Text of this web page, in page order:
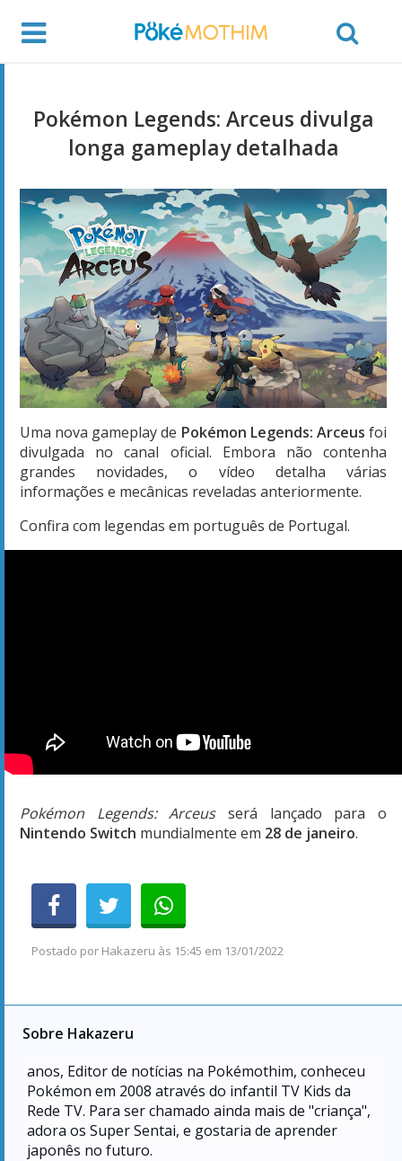
Pokémon Legends: Arceus divulga
longa gameplay detalhada
Uma nova gameplay de Pokémon Legends: Arceus foi
divulgada no canal oficial. Embora não contenha
grandes novidades, o vídeo detalha várias
informações e mecânicas reveladas anteriormente.
Confira com legendas em português de Portugal.
Pokémon Legends: Arceusserá lançado para o
Nintendo Switch mundialmente em 28 de janeiro.
Postado por Hakazeru às 15:45 em 13/01/2022
Sobre Hakazeru
anos, Editor de notícias na Pokémothim, conheceu
Pokémon em 2008 através do infantil TV Kids da
Rede TV. Para ser chamado ainda mais de "criança",
adora os Super Sentai, e gostaria de aprender
japonês no futuro.